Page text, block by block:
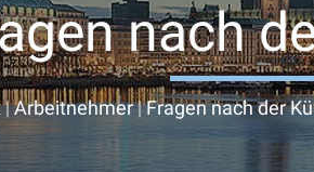
nach
|Arbeitnehmer|Fragen nach der